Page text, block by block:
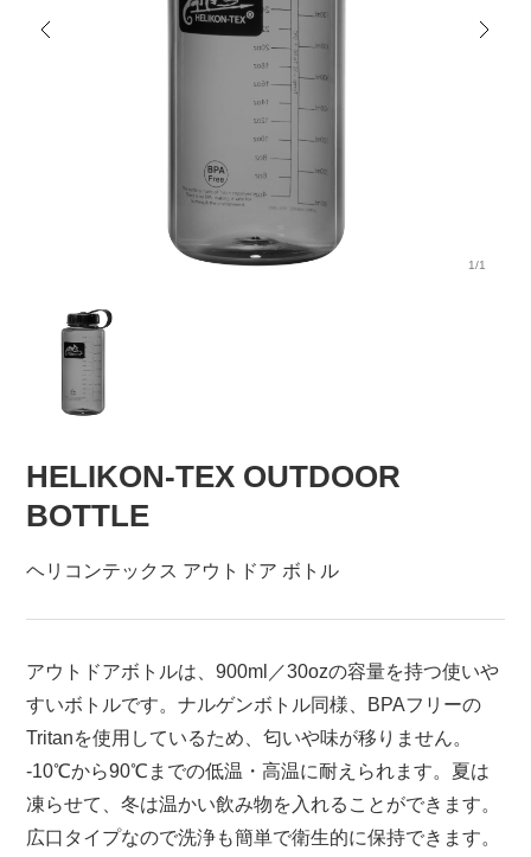
1/1
HELIKON-TEX OUTDOOR
BOTTLE
ヘリコンテックス アウトドア ボトル
アウトドアボトルは、900ml／30ozの容量を持つ使いや
すいボトルです。ナルゲンボトル同様、BPAフリーの
Tritanを使用しているため、匂いや味が移りません。
-10℃から90℃までの低温・高温に耐えられます。夏は
凍らせて、冬は温かい飲み物を入れることができます。
広口タイプなので洗浄も簡単で衛生的に保持できます。